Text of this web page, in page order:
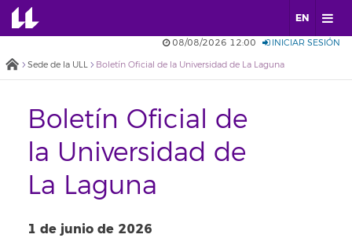
EN
08/08/2026 12:00 INICIAR SESIÓN
Sede de la ULL Boletín Oficial de la Universidad de La Laguna
Boletín Oficial de
la Universidad de
La Laguna
1 de junio de 2026